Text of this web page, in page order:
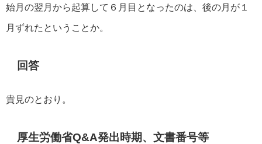
始月の翌月から起算して６月目となったのは、後の月が１
月ずれたということか。
回答
貴見のとおり。
厚生労働省Q&A発出時期、文書番号等